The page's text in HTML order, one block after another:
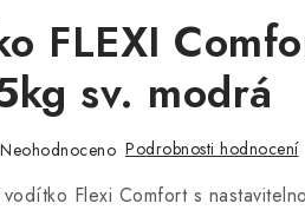
FLEXI
sv. modrá
Neohodnoceno Podrobnosti hodnocení
Flexi Comfort s